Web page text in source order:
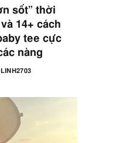
sốt” thời
14+ cách
tee cực
nàng